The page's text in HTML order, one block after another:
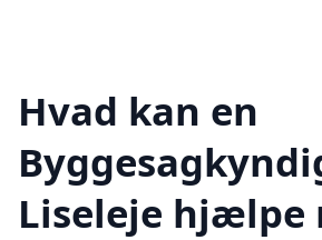
Hvad kan en
Liseleje hjælpe